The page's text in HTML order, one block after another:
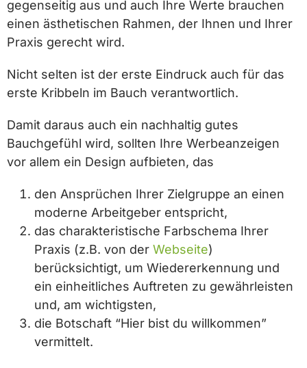
gegenseitig aus und auch Ihre Werte brauchen
einen ästhetischen Rahmen, der Ihnen und Ihrer
Praxis gerecht wird.
Nicht selten ist der erste Eindruck auch für das
erste Kribbeln im Bauch verantwortlich.
Damit daraus auch ein nachhaltig gutes
Bauchgefühl wird, sollten Ihre Werbeanzeigen
vor allem ein Design aufbieten, das
den Ansprüchen Ihrer Zielgruppe an einen
moderne Arbeitgeber entspricht,
das charakteristische Farbschema Ihrer
Praxis (z.B. von der Webseite)
berücksichtigt, um Wiedererkennung und
ein einheitliches Auftreten zu gewährleisten
und, am wichtigsten,
die Botschaft “Hier bist du willkommen”
vermittelt.